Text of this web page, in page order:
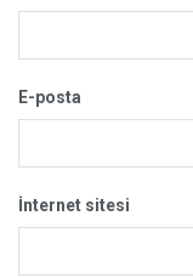
E-posta
İnternet sitesi